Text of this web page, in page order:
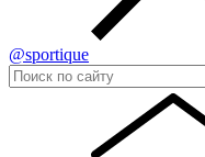
@sportique